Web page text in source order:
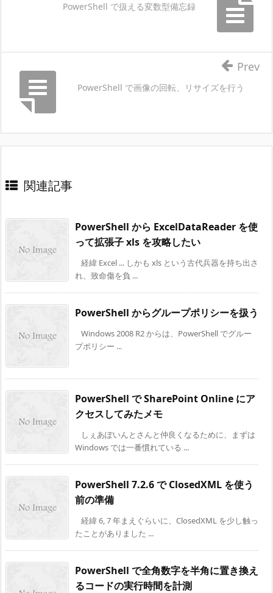
PowerShell で扱える変数型備忘録
PowerShell で画像の回転、リサイズを行う
Prev
関連記事
PowerShell から ExcelDataReader を使
って拡張子 xls を攻略したい
経緯 Excel ... しかも xls という古代兵器を持ち出さ
れ、致命傷を負 ...
PowerShell からグループポリシーを扱う
Windows 2008 R2 からは、PowerShell でグルー
プポリシー ...
PowerShell で SharePoint Online にア
クセスしてみたメモ
しぇあぽいんとさんと仲良くなるために、まずは
Windows では一番慣れている ...
PowerShell 7.2.6 で ClosedXML を使う
前の準備
経緯 6, 7 年まえぐらいに、ClosedXML を少し触っ
たことがありました ...
PowerShell で全角数字を半角に置き換え
るコードの実行時間を計測